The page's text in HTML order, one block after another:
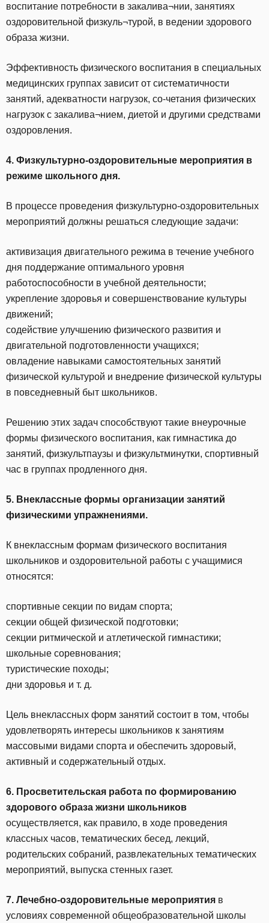
воспитание потребности в закалива¬нии, занятиях
оздоровительной физкуль¬турой, в ведении здорового
образа жизни.
Эффективность физического воспитания в специальных
медицинских группах зависит от систематичности
занятий, адекватности нагрузок, со-четания физических
нагрузок с закалива¬нием, диетой и другими средствами
оздоровления.
4. Физкультурно-оздоровительные мероприятия в
режиме школьного дня.
В процессе проведения физкультурно-оздоровительных
мероприятий должны решаться следующие задачи:
активизация двигательного режима в течение учебного
дня поддержание оптимального уровня
работоспособности в учебной деятельности;
укрепление здоровья и совершенствование культуры
движений;
содействие улучшению физического развития и
двигательной подготовленности учащихся;
овладение навыками самостоятельных занятий
физической культурой и внедрение физической культуры
в повседневный быт школьников.
Решению этих задач способствуют такие внеурочные
формы физического воспитания, как гимнастика до
занятий, физкультпаузы и физкультминутки, спортивный
час в группах продленного дня.
5. Внеклассные формы организации занятий
физическими упражнениями.
К внеклассным формам физического воспитания
школьников и оздоровительной работы с учащимися
относятся:
спортивные секции по видам спорта;
секции общей физической подготовки;
секции ритмической и атлетической гимнастики;
школьные соревнования;
туристические походы;
дни здоровья и т. д.
Цель внеклассных форм занятий состоит в том, чтобы
удовлетворять интересы школьников к занятиям
массовыми видами спорта и обеспечить здоровый,
активный и содержательный отдых.
6. Просветительская работа по формированию
здорового образа жизни школьников
осуществляется, как правило, в ходе проведения
классных часов, тематических бесед, лекций,
родительских собраний, развлекательных тематических
мероприятий, выпуска стенных газет.
7. Лечебно-оздоровительные мероприятия в
условиях современной общеобразовательной школы